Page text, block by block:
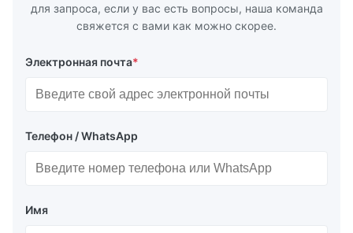
для запроса, если у вас есть вопросы, наша команда
свяжется с вами как можно скорее.
Электронная почта*
Телефон / WhatsApp
Имя